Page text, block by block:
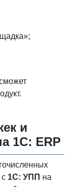
и
1С: ERP
1С: УПП на